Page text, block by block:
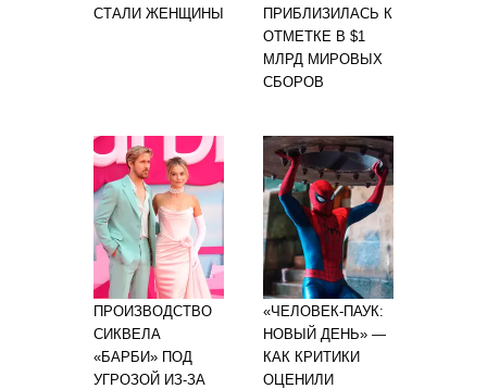
СТАЛИ ЖЕНЩИНЫ
ПРИБЛИЗИЛАСЬ К
ОТМЕТКЕ В $1
МЛРД МИРОВЫХ
СБОРОВ
ПРОИЗВОДСТВО
СИКВЕЛА
«БАРБИ» ПОД
УГРОЗОЙ ИЗ-ЗА
«ЧЕЛОВЕК-ПАУК:
НОВЫЙ ДЕНЬ» —
КАК КРИТИКИ
ОЦЕНИЛИ